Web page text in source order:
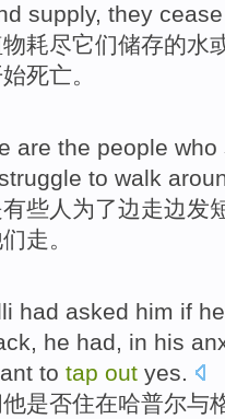
supply, they cease
耗尽它们储存的水
死亡。
are the people who
to walk
有些人 为了边走边发
走。
had asked him if he
he had, in his
to tap out yes.
他是否住在哈普尔与